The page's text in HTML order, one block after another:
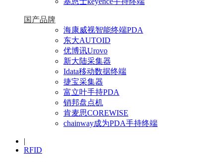
国产品牌
海康威视智能终端PDA
东大AUTOID
优博讯Urovo
新大陆采集器
Idata移动数据终端
捷宝采集器
富立叶手持PDA
销邦盘点机
肯麦思COREWISE
chainway成为PDA手持终端
|
RFID